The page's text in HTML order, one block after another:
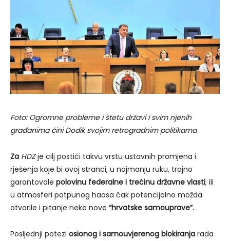
Foto: Ogromne probleme i štetu državi i svim njenih
građanima čini Dodik svojim retrogradnim politikama
Za HDZje cilj postići takvu vrstu ustavnih promjena i
rješenja koje bi ovoj stranci, u najmanju ruku, trajno
garantovale polovinu federalne i trećinu državne vlasti, ili
u atmosferi potpunog haosa čak potencijalno možda
otvorile i pitanje neke nove “hrvatske samouprave”.
Posljednji potezi osionog i samouvjerenog blokiranja rada